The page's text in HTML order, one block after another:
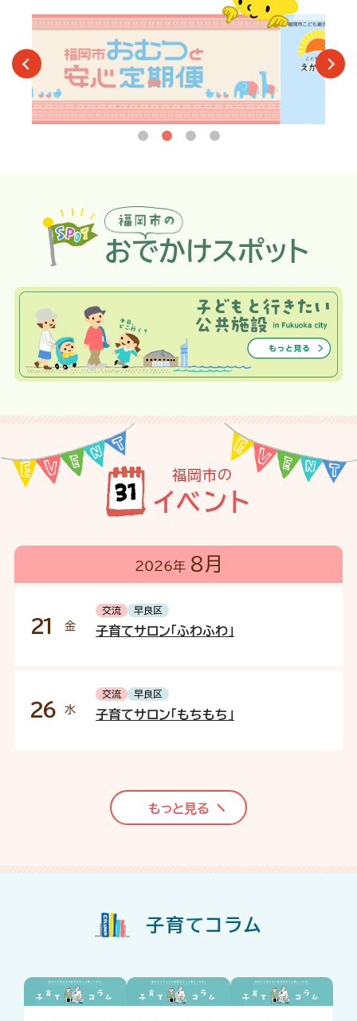
おでかけスポット
福岡市の
イベント
2026年 8月
21 金
交流 早良区
子育てサロン「ふわふわ」
26 水
交流 早良区
子育てサロン「もちもち」
もっと見る
子育てコラム